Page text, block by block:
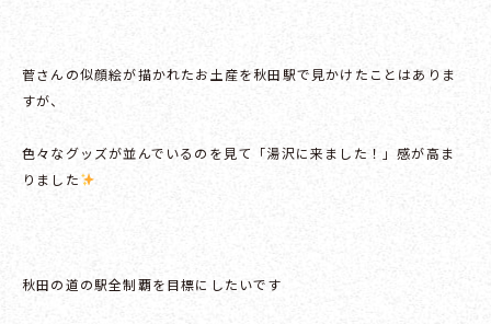
菅さんの似顔絵が描かれたお土産を秋田駅で見かけたことはありま
すが、
色々なグッズが並んでいるのを見て「湯沢に来ました！」感が高ま
りました
秋田の道の駅全制覇を目標にしたいです